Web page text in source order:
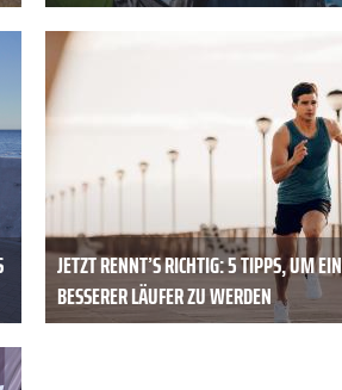
JETZT RENNT’S RICHTIG: 5 TIPPS, UM EIN
BESSERER LÄUFER ZU WERDEN